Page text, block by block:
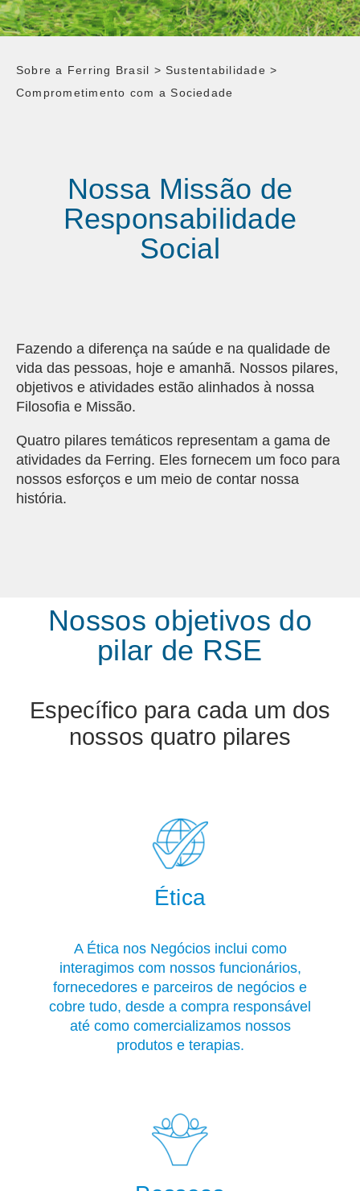
Sobre a Ferring Brasil >Sustentabilidade >
Comprometimento com a Sociedade
Nossa Missão de
Responsabilidade
Social
Fazendo a diferença na saúde e na qualidade de
vida das pessoas, hoje e amanhã. Nossos pilares,
objetivos e atividades estão alinhados à nossa
Filosofia e Missão.
Quatro pilares temáticos representam a gama de
atividades da Ferring. Eles fornecem um foco para
nossos esforços e um meio de contar nossa
história.
Nossos objetivos do
pilar de RSE
Específico para cada um dos
nossos quatro pilares
Ética
A Ética nos Negócios inclui como
interagimos com nossos funcionários,
fornecedores e parceiros de negócios e
cobre tudo, desde a compra responsável
até como comercializamos nossos
produtos e terapias.